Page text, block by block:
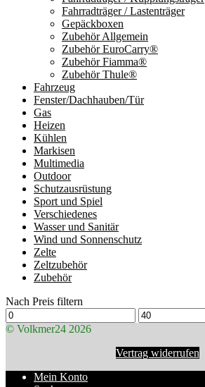
Fahrradträger / Lastenträger
Gepäckboxen
Zubehör Allgemein
Zubehör EuroCarry®
Zubehör Fiamma®
Zubehör Thule®
Fahrzeug
Fenster/Dachhauben/Tür
Gas
Heizen
Kühlen
Markisen
Multimedia
Outdoor
Schutzausrüstung
Sport und Spiel
Verschiedenes
Wasser und Sanitär
Wind und Sonnenschutz
Zelte
Zeltzubehör
Zubehör
Nach Preis filtern
Min.
Preis
Max.
Preis
© Volkmer24 2026
Vertrag widerrufen
Mein Konto